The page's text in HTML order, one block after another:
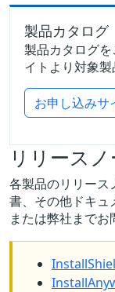
製品カタログ
製品カタログ
イトより対象製
お申し込みサ
リリース
各製品のリリース
書、その他ドキュ
または弊社までお